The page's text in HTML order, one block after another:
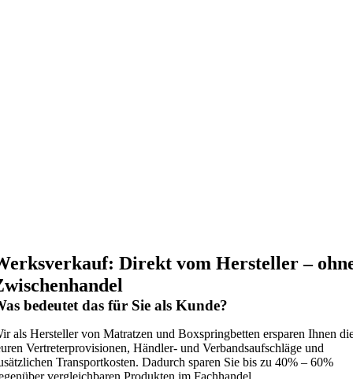
Direkt vom Hersteller–
bedeutet das für Sie als Kunde?
als Hersteller von Matratzen und Boxspringbetten ersparen Ihnen
Vertreterprovisionen, Händler- und Verbandsaufschläge und
Transportkosten. Dadurch sparen Sie bis zu 40% – 60%
vergleichbaren Produkten im Fachhandel.